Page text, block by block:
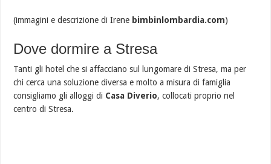
(immagini e descrizione di Irene bimbinlombardia.com)
Dove dormire a Stresa
Tanti gli hotel che si affacciano sul lungomare di Stresa, ma per
chi cerca una soluzione diversa e molto a misura di famiglia
consigliamo gli alloggi di Casa Diverio, collocati proprio nel
centro di Stresa.